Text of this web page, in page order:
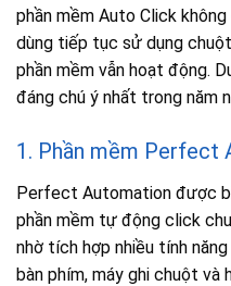
phần mềm Auto Click
dùng tiếp tục sử dụng
phần mềm vẫn hoạt động.
đáng chú ý nhất trong năm
1. Phần mềm Perfect
Perfect Automation được
phần mềm tự động click
nhờ tích hợp nhiều tính
bàn phím, máy ghi chuột và